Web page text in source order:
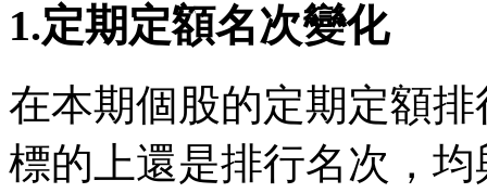
1.定期定額名次變化
在本期個股的定期定額
標的上還是排行名次，均